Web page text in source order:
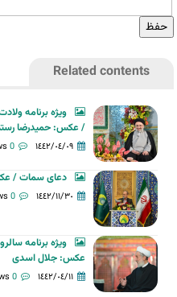
Related contents
ویژه برنامه
/ عکس: حمیدرضا
١٤٤٢/٠٤/٠٩ 0 comments
دعای سمات /
١٤٤٢/١١/٣٠ 0 comments
ویژه برنامه
عکس: جلال اسدی
١٤٤٢/٠٤/١١ 0 comments